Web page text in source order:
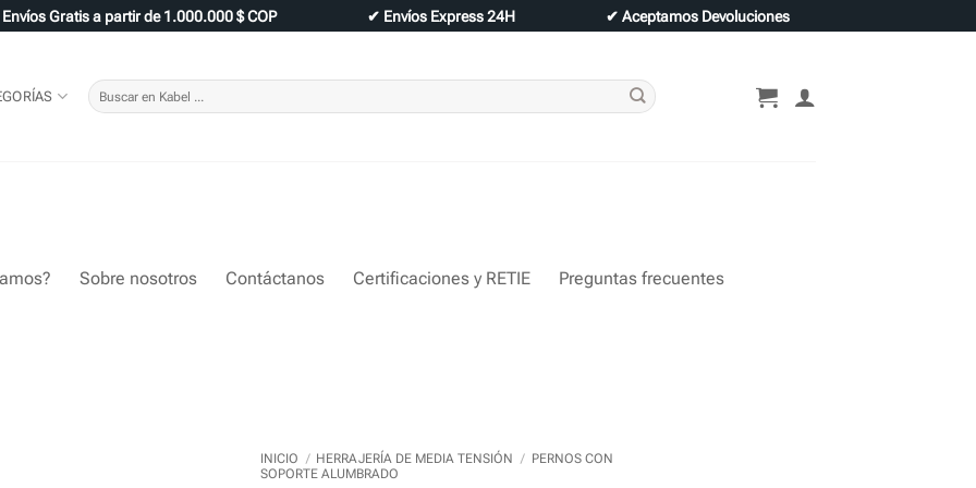
Envíos Gratis a partir de 1.000.000 $ COP ✔ Envíos Express 24H ✔ Aceptamos Devoluciones
Buscar
por:
Sobre nosotros Contáctanos Certificaciones y RETIE Preguntas frecuentes
INICIO / HERRAJERÍA DE MEDIA TENSIÓN / PERNOS CON
SOPORTE ALUMBRADO